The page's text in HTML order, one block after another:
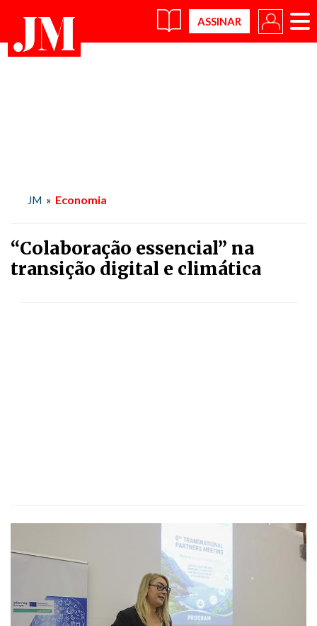
×
JM » Economia
“Colaboração essencial” na
transição digital e climática